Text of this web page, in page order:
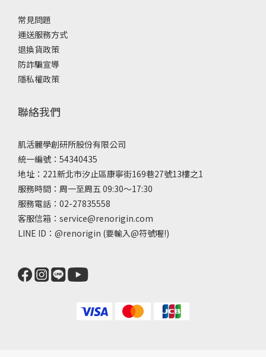
常見問題
運送服務方式
退換貨政策
防詐騙宣導
隱私權政策
聯絡我們
肌活麗學創研所股份有限公司
統一編號：54340435
地址：221新北市汐止區康寧街169巷27號13樓之1
服務時間：周一至周五 09:30～17:30
服務電話：02-27835558
客服信箱：service@renorigin.com
LINE ID： @renorigin (要輸入@符號喔!)